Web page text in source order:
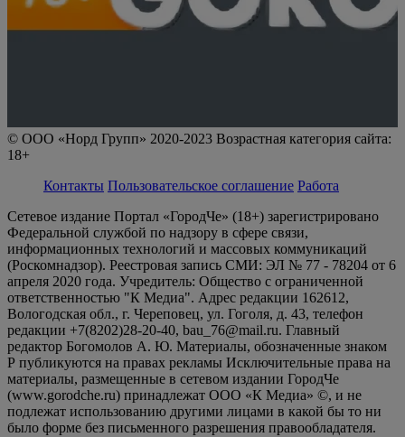
© ООО «Норд Групп» 2020-2023 Возрастная категория сайта:
18+
Контакты Пользовательское соглашение Работа
Сетевое издание Портал «ГородЧе» (18+) зарегистрировано
Федеральной службой по надзору в сфере связи,
информационных технологий и массовых коммуникаций
(Роскомнадзор). Реестровая запись СМИ: ЭЛ № 77 - 78204 от 6
апреля 2020 года. Учредитель: Общество с ограниченной
ответственностью "К Медиа". Адрес редакции 162612,
Вологодская обл., г. Череповец, ул. Гоголя, д. 43, телефон
редакции +7(8202)28-20-40, bau_76@mail.ru. Главный
редактор Богомолов А. Ю. Материалы, обозначенные знаком
Р публикуются на правах рекламы Исключительные права на
материалы, размещенные в сетевом издании ГородЧе
(www.gorodche.ru) принадлежат ООО «К Медиа» ©, и не
подлежат использованию другими лицами в какой бы то ни
было форме без письменного разрешения правообладателя.